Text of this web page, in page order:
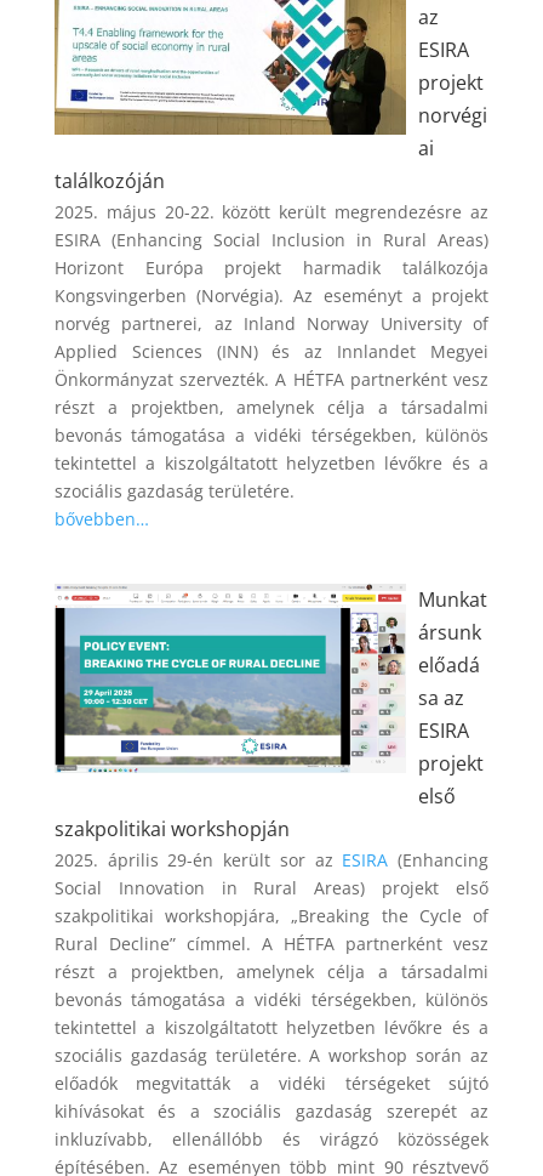
az
ESIRA
projekt
norvégi
ai
találkozóján
2025. május 20-22. között került megrendezésre az
ESIRA (Enhancing Social Inclusion in Rural Areas)
Horizont Európa projekt harmadik találkozója
Kongsvingerben (Norvégia). Az eseményt a projekt
norvég partnerei, az Inland Norway University of
Applied Sciences (INN) és az Innlandet Megyei
Önkormányzat szervezték. A HÉTFA partnerként vesz
részt a projektben, amelynek célja a társadalmi
bevonás támogatása a vidéki térségekben, különös
tekintettel a kiszolgáltatott helyzetben lévőkre és a
szociális gazdaság területére.
bővebben…
Munkat
ársunk
előadá
sa az
ESIRA
projekt
első
szakpolitikai workshopján
2025. április 29-én került sor az ESIRA (Enhancing
Social Innovation in Rural Areas) projekt első
szakpolitikai workshopjára, „Breaking the Cycle of
Rural Decline” címmel. A HÉTFA partnerként vesz
részt a projektben, amelynek célja a társadalmi
bevonás támogatása a vidéki térségekben, különös
tekintettel a kiszolgáltatott helyzetben lévőkre és a
szociális gazdaság területére. A workshop során az
előadók megvitatták a vidéki térségeket sújtó
kihívásokat és a szociális gazdaság szerepét az
inkluzívabb, ellenállóbb és virágzó közösségek
építésében. Az eseményen több mint 90 résztvevő